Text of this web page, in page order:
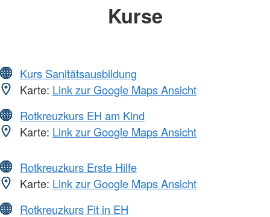
Kurse
Kurs Sanitätsausbildung
Karte: Link zur Google Maps Ansicht
Rotkreuzkurs EH am Kind
Karte: Link zur Google Maps Ansicht
Rotkreuzkurs Erste Hilfe
Karte: Link zur Google Maps Ansicht
Rotkreuzkurs Fit in EH